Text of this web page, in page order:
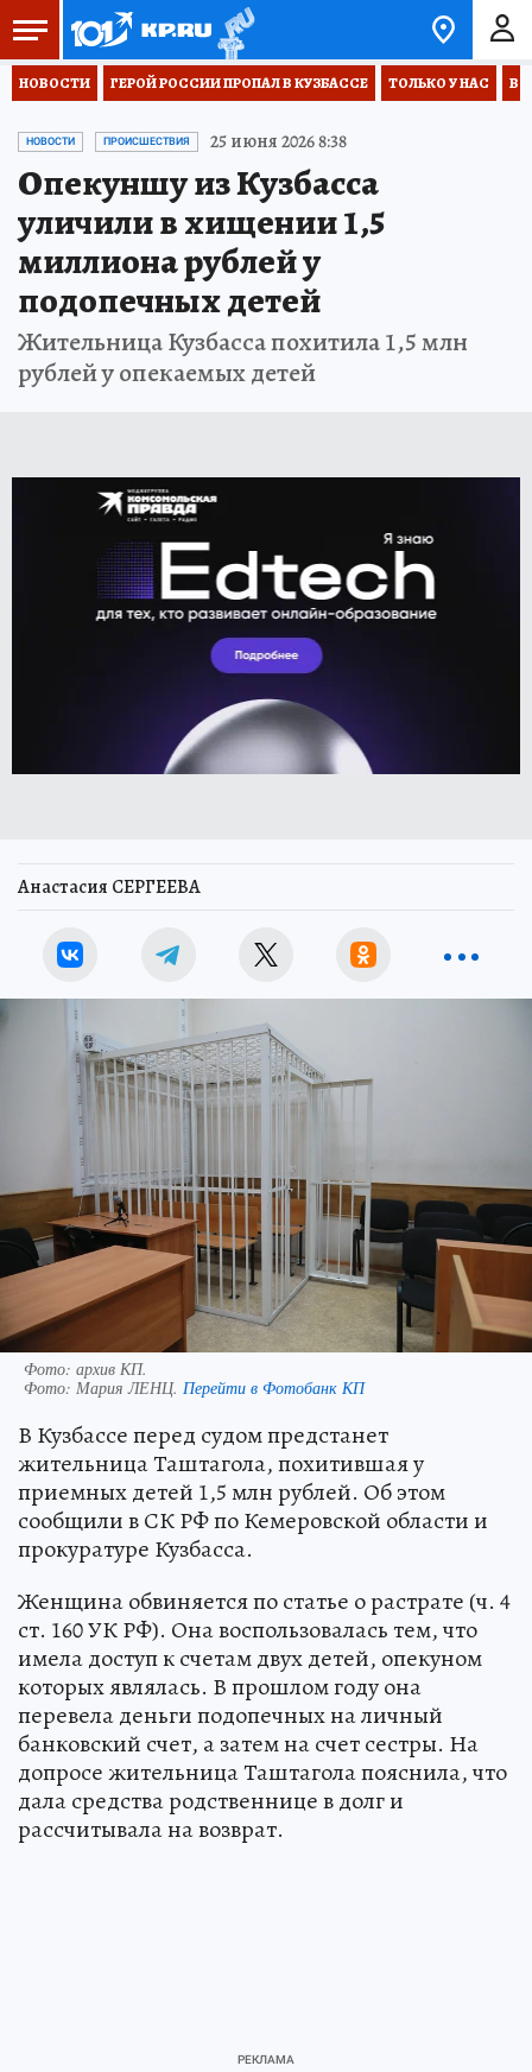
НОВОСТИ ГЕРОЙ РОССИИ ПРОПАЛ В КУЗБАССЕ ТОЛЬКО У НАС
НОВОСТИ ПРОИСШЕСТВИЯ 25 июня 2026 8:38
Опекуншу из Кузбасса
уличили в хищении 1,5
миллиона рублей у
подопечных детей
Жительница Кузбасса похитила 1,5 млн
рублей у опекаемых детей
Анастасия СЕРГЕЕВА
Фото: архив КП.
Фото: Мария ЛЕНЦ. Перейти в Фотобанк КП
В Кузбассе перед судом предстанет
жительница Таштагола, похитившая у
приемных детей 1,5 млн рублей. Об этом
сообщили в СК РФ по Кемеровской области и
прокуратуре Кузбасса.
Женщина обвиняется по статье о растрате (ч. 4
ст. 160 УК РФ). Она воспользовалась тем, что
имела доступ к счетам двух детей, опекуном
которых являлась. В прошлом году она
перевела деньги подопечных на личный
банковский счет, а затем на счет сестры. На
допросе жительница Таштагола пояснила, что
дала средства родственнице в долг и
рассчитывала на возврат.